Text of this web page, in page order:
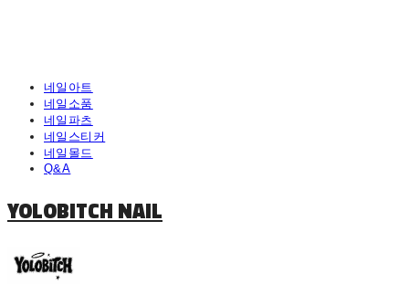
네일아트
네일소품
네일파츠
네일스티커
네일몰드
Q&A
YOLOBITCH NAIL